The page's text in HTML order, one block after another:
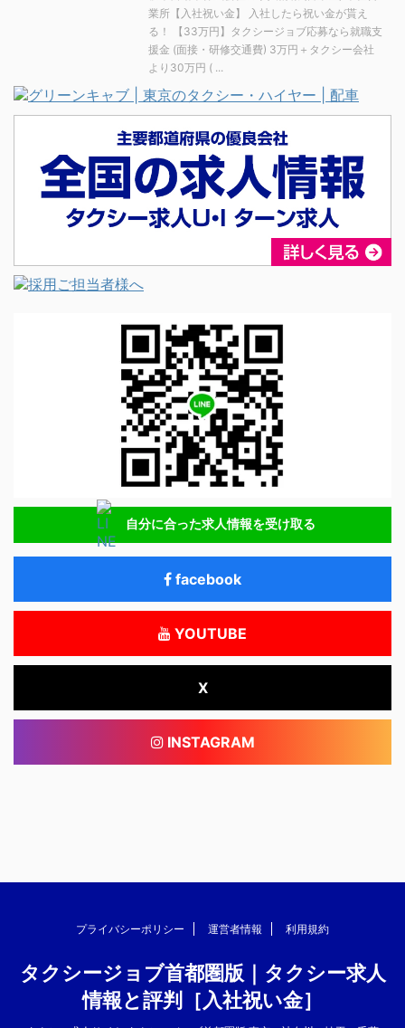
業所【入社祝い金】 入社したら祝い金が貰え
る！ 【33万円】タクシージョブ応募なら就職支
援金 (面接・研修交通費) 3万円＋タクシー会社
より30万円 ( ...
自分に合った求人情報を受け取る
facebook
YOUTUBE
X
INSTAGRAM
プライバシーポリシー 運営者情報 利用規約
タクシージョブ首都圏版｜タクシー求人
情報と評判［入社祝い金］